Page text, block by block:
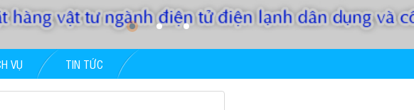
VỤ TIN TỨC